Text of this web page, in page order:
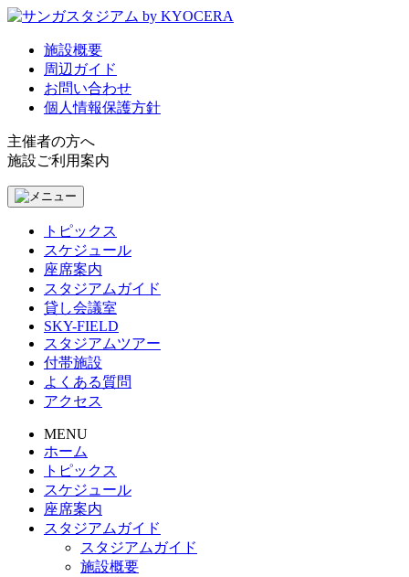
施設概要
周辺ガイド
お問い合わせ
個人情報保護方針
主催者の方へ
施設ご利用案内
トピックス
スケジュール
座席案内
スタジアムガイド
貸し会議室
SKY-FIELD
スタジアムツアー
付帯施設
よくある質問
アクセス
MENU
ホーム
トピックス
スケジュール
座席案内
スタジアムガイド
スタジアムガイド
施設概要